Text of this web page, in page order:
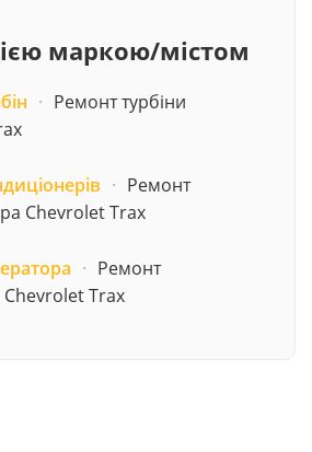
маркою/містом
· Ремонт турбіни
· Ремонт
Chevrolet Trax
· Ремонт
Chevrolet Trax